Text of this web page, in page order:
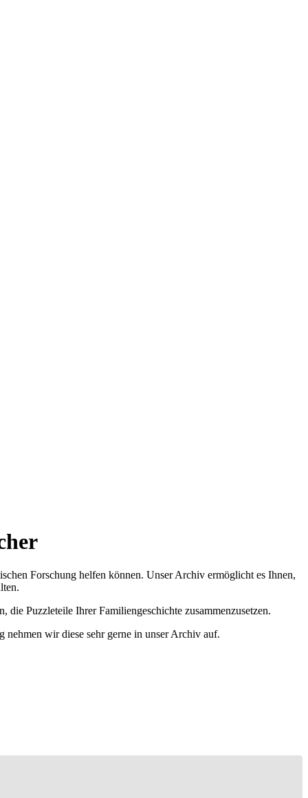
Forschung helfen können. Unser Archiv ermöglicht es Ihnen,
Puzzleteile Ihrer Familiengeschichte zusammenzusetzen.
nehmen wir diese sehr gerne in unser Archiv auf.